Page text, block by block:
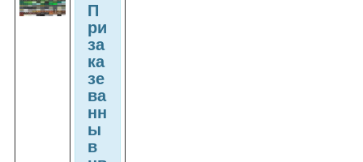
П
ри
за
ка
зе
ва
нн
ы
в